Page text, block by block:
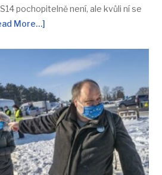
pochopitelně není, ale kvůli ní se
More…]